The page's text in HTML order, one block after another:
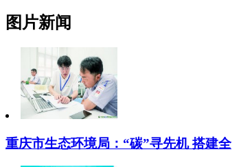
图片新闻
重庆市生态环境局：“碳”寻先机 搭建全